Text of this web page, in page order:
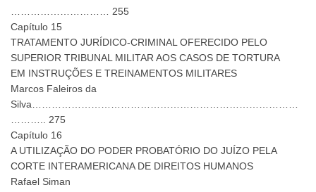
………………………… 255
Capítulo 15
TRATAMENTO JURÍDICO-CRIMINAL OFERECIDO PELO
SUPERIOR TRIBUNAL MILITAR AOS CASOS DE TORTURA
EM INSTRUÇÕES E TREINAMENTOS MILITARES
Marcos Faleiros da
Silva………………………………………………………………………
……….. 275
Capítulo 16
A UTILIZAÇÃO DO PODER PROBATÓRIO DO JUÍZO PELA
CORTE INTERAMERICANA DE DIREITOS HUMANOS
Rafael Siman